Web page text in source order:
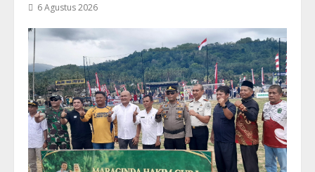
6 Agustus 2026